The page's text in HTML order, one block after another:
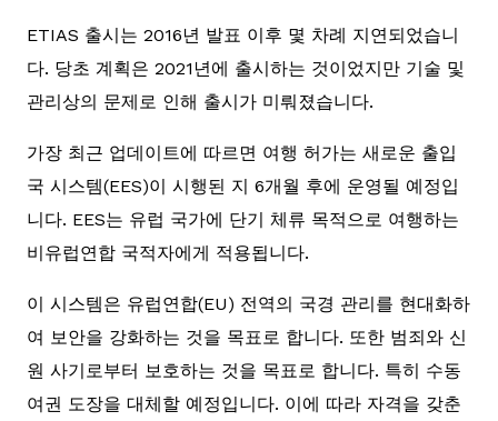
ETIAS 출시는 2016년 발표 이후 몇 차례 지연되었습니
다. 당초 계획은 2021년에 출시하는 것이었지만 기술 및
관리상의 문제로 인해 출시가 미뤄졌습니다.
가장 최근 업데이트에 따르면 여행 허가는 새로운 출입
국 시스템(EES)이 시행된 지 6개월 후에 운영될 예정입
니다. EES는 유럽 국가에 단기 체류 목적으로 여행하는
비유럽연합 국적자에게 적용됩니다.
이 시스템은 유럽연합(EU) 전역의 국경 관리를 현대화하
여 보안을 강화하는 것을 목표로 합니다. 또한 범죄와 신
원 사기로부터 보호하는 것을 목표로 합니다. 특히 수동
여권 도장을 대체할 예정입니다. 이에 따라 자격을 갖춘